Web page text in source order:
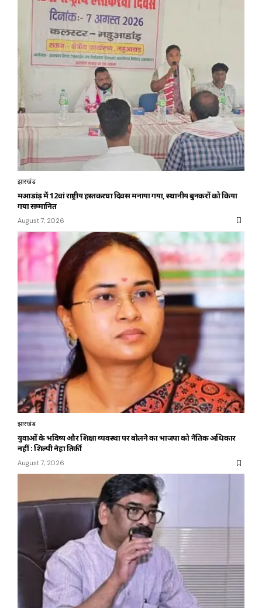
झारखंड
महुआडांड़ में 12वां राष्ट्रीय हस्तकरघा दिवस मनाया गया, स्थानीय बुनकरों को किया
गया सम्मानित
August 7, 2026
झारखंड
युवाओं के भविष्य और शिक्षा व्यवस्था पर बोलने का भाजपा को नैतिक अधिकार
नहीं : शिल्पी नेहा तिर्की
August 7, 2026